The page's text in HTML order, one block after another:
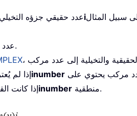
عدد حقيقي جزؤه التخيلي هو 0، على سبيل1+0i
عدد مركب محصور بين علامتي اقتباس مزدوجتين.
إذا لمinumber
إذا كانتinumber
منطقية.